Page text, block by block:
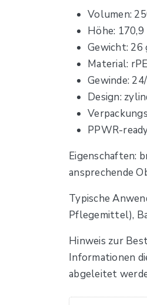
Volumen:
Höhe: 170,9
Gewicht: 26
Material:
Gewinde:
Design:
PPWR-
Eigenschaften:
ansprechende
Typische
Pflegemittel),
Hinweis zur
Informationen
abgeleitet